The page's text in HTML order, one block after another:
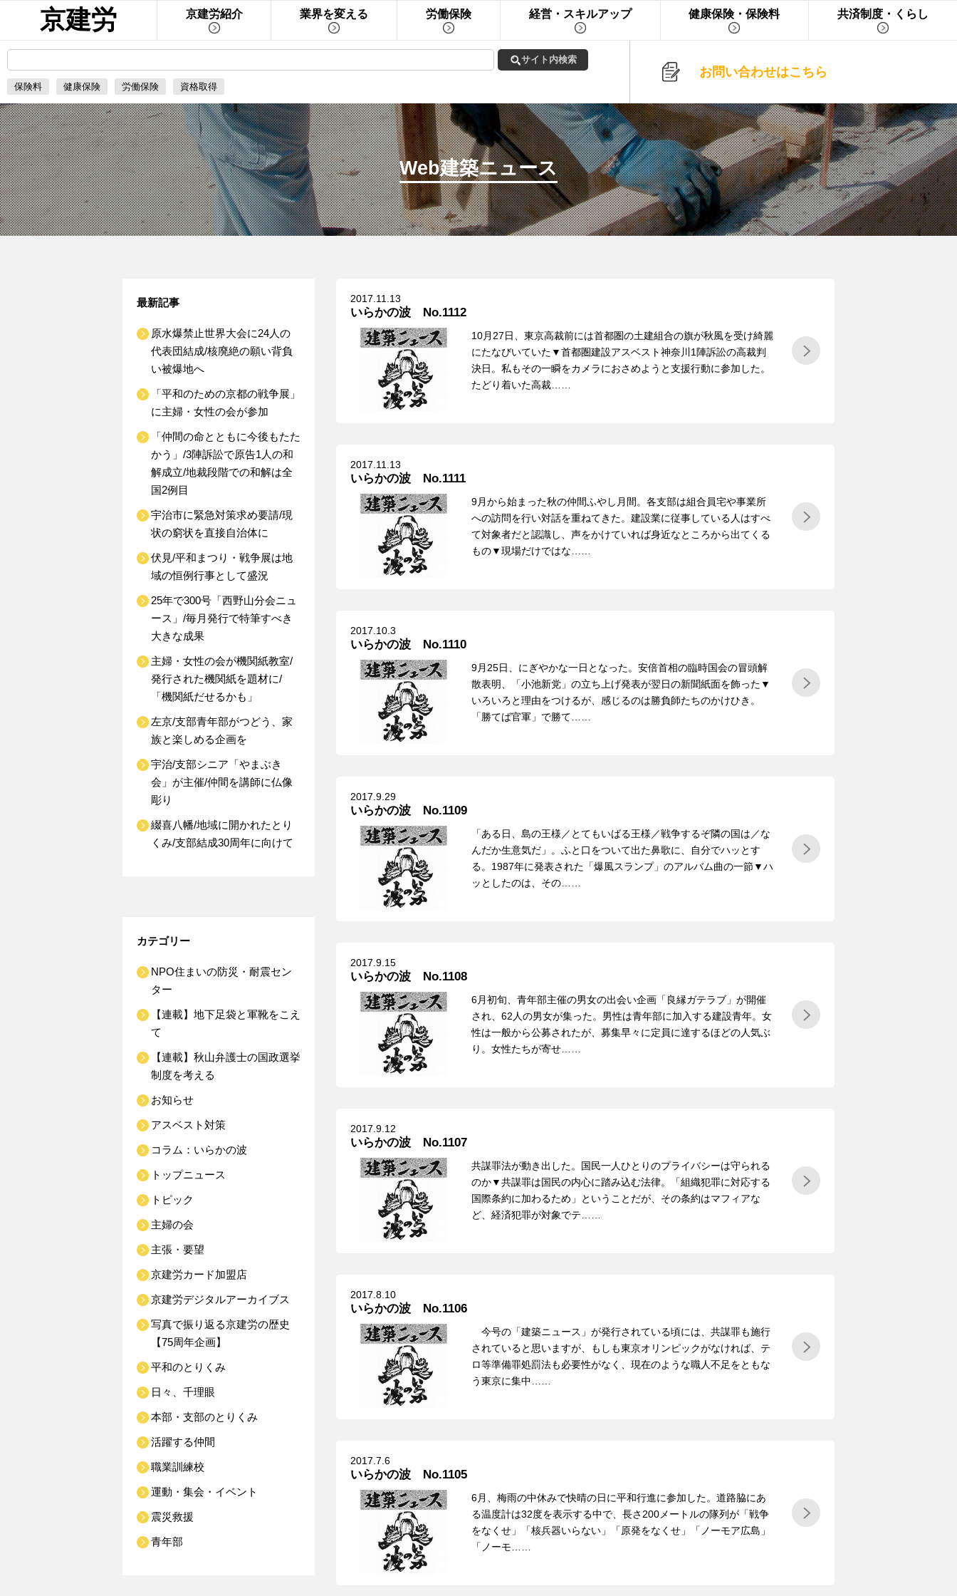
京建労 京建労紹介 業界を変える 労働保険 経営・スキルアップ 健康保険・保険料 共済制度・くらし
保険料 健康保険 労働保険 資格取得
お問い合わせはこちら
Web建築ニュース
2017.11.13
いらかの波 No.1112
10月27日、東京高裁前には首都圏の土建組合の旗が秋風を受け綺麗
にたなびいていた▼首都圏建設アスベスト神奈川1陣訴訟の高裁判
決日。私もその一瞬をカメラにおさめようと支援行動に参加した。
たどり着いた高裁……
2017.11.13
いらかの波 No.1111
9月から始まった秋の仲間ふやし月間。各支部は組合員宅や事業所
への訪問を行い対話を重ねてきた。建設業に従事している人はすべ
て対象者だと認識し、声をかけていれば身近なところから出てくる
もの▼現場だけではな……
2017.10.3
いらかの波 No.1110
9月25日、にぎやかな一日となった。安倍首相の臨時国会の冒頭解
散表明、「小池新党」の立ち上げ発表が翌日の新聞紙面を飾った▼
いろいろと理由をつけるが、感じるのは勝負師たちのかけひき。
「勝てば官軍」で勝て……
2017.9.29
いらかの波 No.1109
「ある日、島の王様／とてもいばる王様／戦争するぞ隣の国は／な
んだか生意気だ」。ふと口をついて出た鼻歌に、自分でハッとす
る。1987年に発表された「爆風スランプ」のアルバム曲の一節▼ハ
ッとしたのは、その……
2017.9.15
いらかの波 No.1108
6月初旬、青年部主催の男女の出会い企画「良縁ガテラブ」が開催
され、62人の男女が集った。男性は青年部に加入する建設青年。女
性は一般から公募されたが、募集早々に定員に達するほどの人気ぶ
り。女性たちが寄せ……
2017.9.12
いらかの波 No.1107
共謀罪法が動き出した。国民一人ひとりのプライバシーは守られる
のか▼共謀罪は国民の内心に踏み込む法律。「組織犯罪に対応する
国際条約に加わるため」ということだが、その条約はマフィアな
ど、経済犯罪が対象でテ……
2017.8.10
いらかの波 No.1106
今号の「建築ニュース」が発行されている頃には、共謀罪も施行
されていると思いますが、もしも東京オリンピックがなければ、テ
ロ等準備罪処罰法も必要性がなく、現在のような職人不足をともな
う東京に集中……
2017.7.6
いらかの波 No.1105
6月、梅雨の中休みで快晴の日に平和行進に参加した。道路脇にあ
る温度計は32度を表示する中で、長さ200メートルの隊列が「戦争
をなくせ」「核兵器いらない」「原発をなくせ」「ノーモア広島」
「ノーモ……
最新記事
原水爆禁止世界大会に24人の
代表団結成/核廃絶の願い背負
い被爆地へ
「平和のための京都の戦争展」
に主婦・女性の会が参加
「仲間の命とともに今後もたた
かう」/3陣訴訟で原告1人の和
解成立/地裁段階での和解は全
国2例目
宇治市に緊急対策求め要請/現
状の窮状を直接自治体に
伏見/平和まつり・戦争展は地
域の恒例行事として盛況
25年で300号「西野山分会ニュ
ース」/毎月発行で特筆すべき
大きな成果
主婦・女性の会が機関紙教室/
発行された機関紙を題材に/
「機関紙だせるかも」
左京/支部青年部がつどう、家
族と楽しめる企画を
宇治/支部シニア「やまぶき
会」が主催/仲間を講師に仏像
彫り
綴喜八幡/地域に開かれたとり
くみ/支部結成30周年に向けて
カテゴリー
NPO住まいの防災・耐震セン
ター
【連載】地下足袋と軍靴をこえ
て
【連載】秋山弁護士の国政選挙
制度を考える
お知らせ
アスベスト対策
コラム：いらかの波
トップニュース
トピック
主婦の会
主張・要望
京建労カード加盟店
京建労デジタルアーカイブス
写真で振り返る京建労の歴史
【75周年企画】
平和のとりくみ
日々、千理眼
本部・支部のとりくみ
活躍する仲間
職業訓練校
運動・集会・イベント
震災救援
青年部